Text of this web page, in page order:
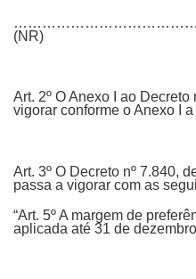
(NR)
Art. 2º O Anexo I ao
vigorar conforme o Anexo I
Art. 3º O Decreto nº 7.840,
passa a vigorar com as
“Art. 5º A margem de
aplicada até 31 de